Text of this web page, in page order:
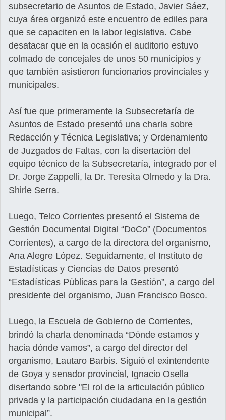
subsecretario de Asuntos de Estado, Javier Sáez,
cuya área organizó este encuentro de ediles para
que se capaciten en la labor legislativa. Cabe
desatacar que en la ocasión el auditorio estuvo
colmado de concejales de unos 50 municipios y
que también asistieron funcionarios provinciales y
municipales.
Así fue que primeramente la Subsecretaría de
Asuntos de Estado presentó una charla sobre
Redacción y Técnica Legislativa; y Ordenamiento
de Juzgados de Faltas, con la disertación del
equipo técnico de la Subsecretaría, integrado por el
Dr. Jorge Zappelli, la Dr. Teresita Olmedo y la Dra.
Shirle Serra.
Luego, Telco Corrientes presentó el Sistema de
Gestión Documental Digital “DoCo” (Documentos
Corrientes), a cargo de la directora del organismo,
Ana Alegre López. Seguidamente, el Instituto de
Estadísticas y Ciencias de Datos presentó
“Estadísticas Públicas para la Gestión”, a cargo del
presidente del organismo, Juan Francisco Bosco.
Luego, la Escuela de Gobierno de Corrientes,
brindó la charla denominada “Dónde estamos y
hacia dónde vamos”, a cargo del director del
organismo, Lautaro Barbis. Siguió el exintendente
de Goya y senador provincial, Ignacio Osella
disertando sobre "El rol de la articulación público
privada y la participación ciudadana en la gestión
municipal”.